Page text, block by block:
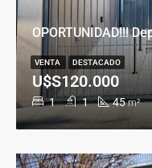
1 1 45 m²
U$S120.000
VENTA DESTACADO